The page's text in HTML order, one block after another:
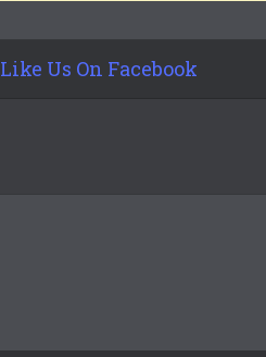
Like Us On Facebook